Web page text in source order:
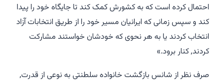
احتمال کرده است که به کشورش کمک کند تا جایگاه خود را پیدا
کند و سپس زمانی که ایرانیان مسیر خود را از طریق انتخابات آزاد
انتخاب کردند یا به هر نحوی که خودشان خواستند مشارکت
کردند, کنار برود.»
صرف نظر از شانس بازگشت خانواده سلطنتی به نوعی از قدرت,